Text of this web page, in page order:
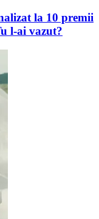
la 10 premii
l-ai vazut?